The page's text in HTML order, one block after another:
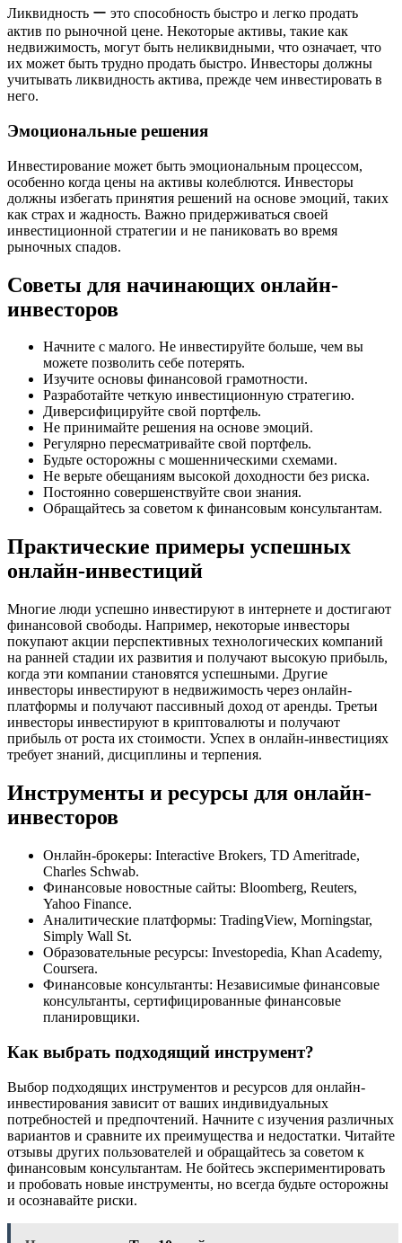
Ликвидность ー это способность быстро и легко продать
актив по рыночной цене. Некоторые активы, такие как
недвижимость, могут быть неликвидными, что означает, что
их может быть трудно продать быстро. Инвесторы должны
учитывать ликвидность актива, прежде чем инвестировать в
него.
Эмоциональные решения
Инвестирование может быть эмоциональным процессом,
особенно когда цены на активы колеблются. Инвесторы
должны избегать принятия решений на основе эмоций, таких
как страх и жадность. Важно придерживаться своей
инвестиционной стратегии и не паниковать во время
рыночных спадов.
Советы для начинающих онлайн-
инвесторов
Начните с малого. Не инвестируйте больше, чем вы
можете позволить себе потерять.
Изучите основы финансовой грамотности.
Разработайте четкую инвестиционную стратегию.
Диверсифицируйте свой портфель.
Не принимайте решения на основе эмоций.
Регулярно пересматривайте свой портфель.
Будьте осторожны с мошенническими схемами.
Не верьте обещаниям высокой доходности без риска.
Постоянно совершенствуйте свои знания.
Обращайтесь за советом к финансовым консультантам.
Практические примеры успешных
онлайн-инвестиций
Многие люди успешно инвестируют в интернете и достигают
финансовой свободы. Например, некоторые инвесторы
покупают акции перспективных технологических компаний
на ранней стадии их развития и получают высокую прибыль,
когда эти компании становятся успешными. Другие
инвесторы инвестируют в недвижимость через онлайн-
платформы и получают пассивный доход от аренды. Третьи
инвесторы инвестируют в криптовалюты и получают
прибыль от роста их стоимости. Успех в онлайн-инвестициях
требует знаний, дисциплины и терпения.
Инструменты и ресурсы для онлайн-
инвесторов
Онлайн-брокеры: Interactive Brokers, TD Ameritrade,
Charles Schwab.
Финансовые новостные сайты: Bloomberg, Reuters,
Yahoo Finance.
Аналитические платформы: TradingView, Morningstar,
Simply Wall St.
Образовательные ресурсы: Investopedia, Khan Academy,
Coursera.
Финансовые консультанты: Независимые финансовые
консультанты, сертифицированные финансовые
планировщики.
Как выбрать подходящий инструмент?
Выбор подходящих инструментов и ресурсов для онлайн-
инвестирования зависит от ваших индивидуальных
потребностей и предпочтений. Начните с изучения различных
вариантов и сравните их преимущества и недостатки. Читайте
отзывы других пользователей и обращайтесь за советом к
финансовым консультантам. Не бойтесь экспериментировать
и пробовать новые инструменты, но всегда будьте осторожны
и осознавайте риски.